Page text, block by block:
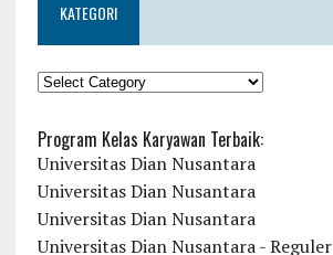
KATEGORI
KATEGORI
Program Kelas Karyawan Terbaik:
Universitas Dian Nusantara
Universitas Dian Nusantara
Universitas Dian Nusantara
Universitas Dian Nusantara - Reguler